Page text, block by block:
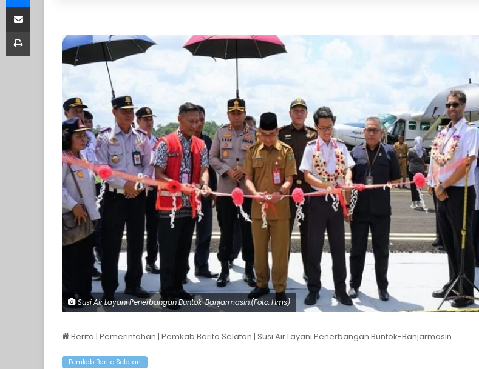
Susi Air Layani Penerbangan Buntok-Banjarmasin.(Foto: Hms)
Berita | Pemerintahan | Pemkab Barito Selatan | Susi Air Layani Penerbangan Buntok-Banjarmasin
Pemkab Barito Selatan
Share via Email